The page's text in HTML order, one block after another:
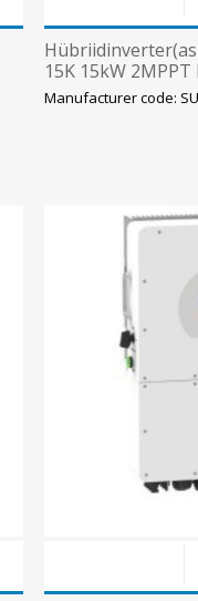
15K 15kW 2MPPT
Manufacturer code: